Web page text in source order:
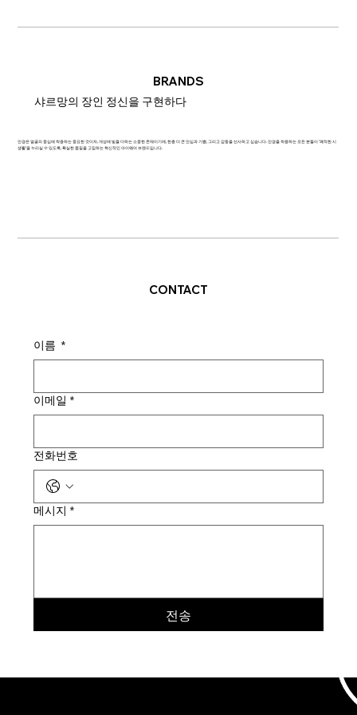
BRANDS
샤르망의 장인 정신을 구현하다
안경은 얼굴의 중심에 착용하는 중요한 것이자, 개성에 빛을 더하는 소중한 존재이기에, 한층 더 큰 안심과 기쁨, 그리고 감동을 선사하고 싶습니다. 안경을 착용하는 모든 분들이 '쾌적한 시
생활'을 누리실 수 있도록, 확실한 품질을 고집하는 혁신적인 아이웨어 브랜드입니다.
CONTACT
이름 *
이메일 *
전화번호
메시지 *
전송